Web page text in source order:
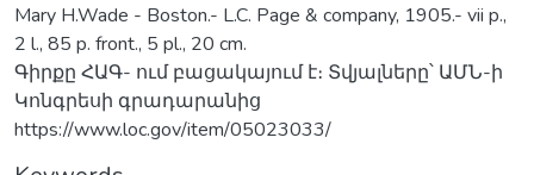
Mary H.Wade - Boston.- L.C. Page & company, 1905.- vii p.,
2 l., 85 p. front., 5 pl., 20 cm.
Գիրքը ՀԱԳ- ում բացակայում է։ Տվյալները՝ ԱՄՆ-ի
Կոնգրեսի գրադարանից
https://www.loc.gov/item/05023033/